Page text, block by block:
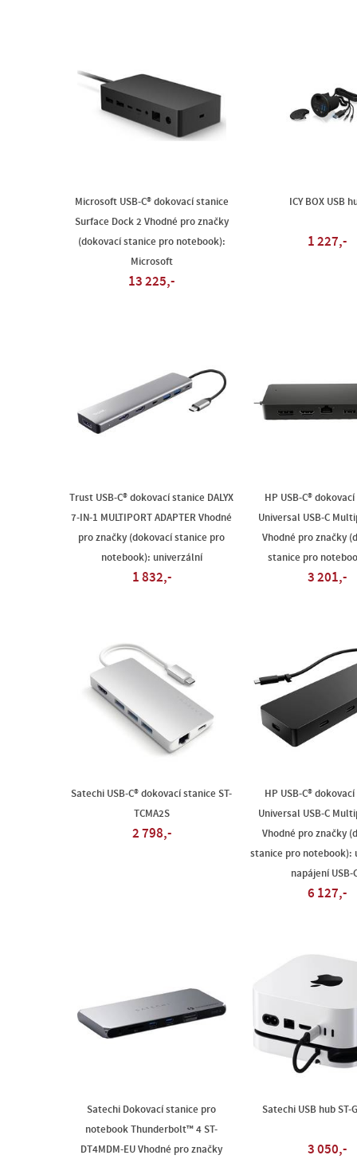
Microsoft USB-C® dokovací stanice
Surface Dock 2 Vhodné pro značky
(dokovací stanice pro notebook):
Microsoft
13 225,-
ICY BOX USB
1 227,-
Trust USB-C® dokovací stanice DALYX
7-IN-1 MULTIPORT ADAPTER Vhodné
pro značky (dokovací stanice pro
notebook): univerzální
1 832,-
HP USB-C®
Universal USB-C
Vhodné pro značky
stanice pro
3 201,-
Satechi USB-C® dokovací stanice ST-
TCMA2S
2 798,-
HP USB-C®
Universal USB-C
Vhodné pro značky
stanice pro notebook):
napájení USB-
6 127,-
Satechi Dokovací stanice pro
notebook Thunderbolt™ 4 ST-
DT4MDM-EU Vhodné pro značky
Satechi USB hub ST-
3 050,-